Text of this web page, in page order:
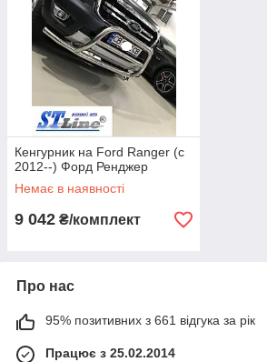
Кенгурник на Ford Ranger (c
2012--) Форд Ренджер
Немає в наявності
9 042 ₴/комплект
Про нас
95% позитивних з 661 відгука за рік
Працює з 25.02.2014